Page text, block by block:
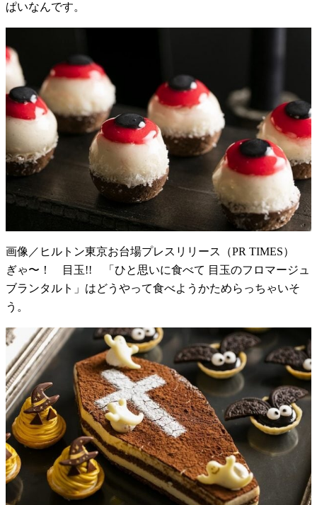
ぱいなんです。
画像／ヒルトン東京お台場プレスリリース（PR TIMES）
ぎゃ〜！ 目玉!! 「ひと思いに食べて 目玉のフロマージュ
ブランタルト」はどうやって食べようかためらっちゃいそ
う。